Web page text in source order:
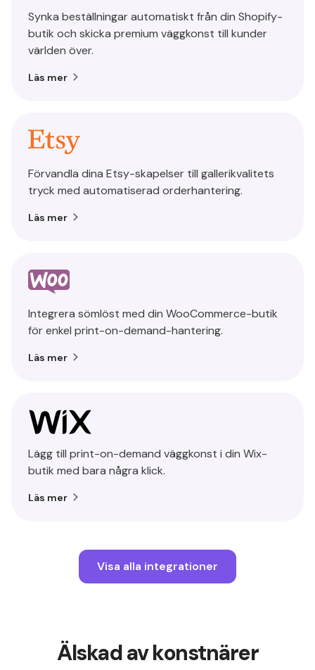
Synka beställningar automatiskt från din Shopify-
butik och skicka premium väggkonst till kunder
världen över.
Läs mer
Förvandla dina Etsy-skapelser till gallerikvalitets
tryck med automatiserad orderhantering.
Läs mer
Integrera sömlöst med din WooCommerce-butik
för enkel print-on-demand-hantering.
Läs mer
Lägg till print-on-demand väggkonst i din Wix-
butik med bara några klick.
Läs mer
Visa alla integrationer
Älskad av konstnärer